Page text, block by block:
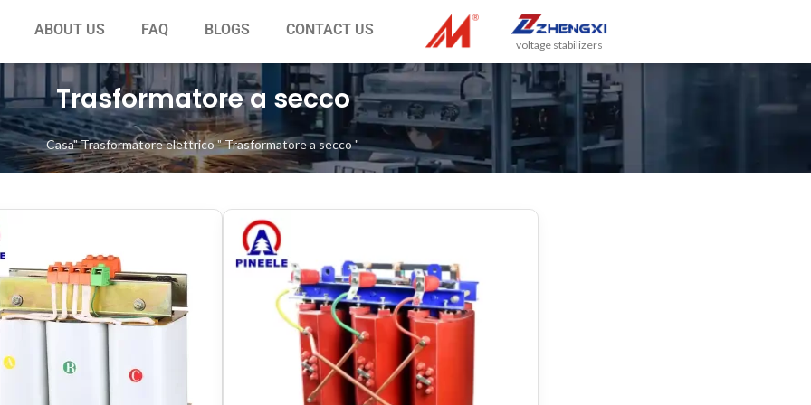
ABOUT US FAQ BLOGS CONTACT US
voltage stabilizers
Trasformatore a secco
Casa"Trasformatore elettrico"Trasformatore a secco"